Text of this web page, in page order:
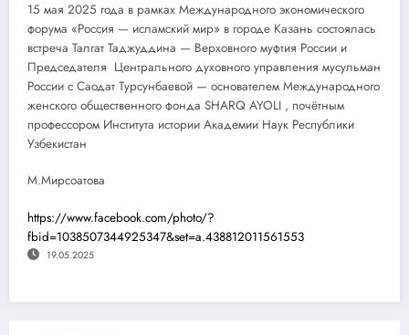
15 мая 2025 года в рамках Международного экономического
форума «Россия — исламский мир» в городе Казань состоялась
встреча Талгат Таджуддина — Верховного муфтия России и
Председателя Центрального духовного управления мусульман
России с Саодат Турсунбаевой — основателем Международного
женского общественного фонда SHARQ AYOLI , почётным
профессором Института истории Академии Наук Республики
Узбекистан
М.Мирсоатова
https://www.facebook.com/photo/?
fbid=1038507344925347&set=a.438812011561553
19.05.2025